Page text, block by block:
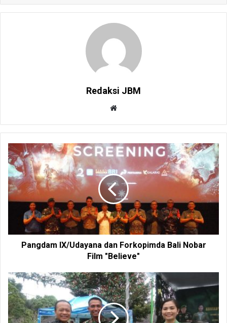
Redaksi JBM
b
s
i
t
e
Pangdam IX/Udayana dan Forkopimda Bali Nobar
Film "Believe"